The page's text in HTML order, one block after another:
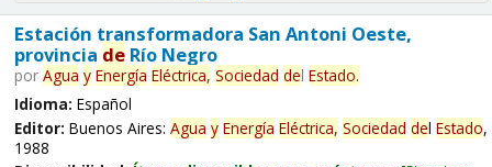
Estación transformadora San Antoni Oeste,
provincia deRío Negro
por Agua y Energía Eléctrica, Sociedad del Estado.
Idioma: Español
Editor: Buenos Aires: Agua y Energía Eléctrica, Sociedad del Estado,
1988